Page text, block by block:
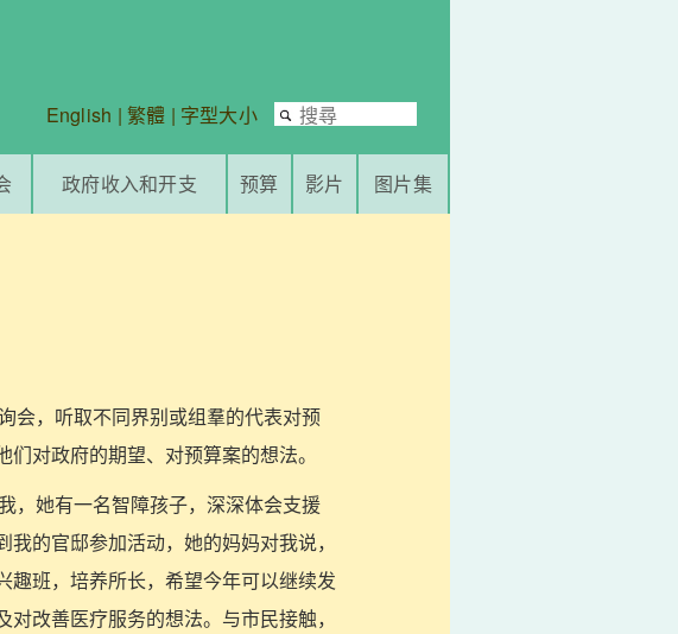
English | 繁體 | 字型大小
政府收入和开支 预算 影片 图片集
会，听取不同界别或组羣的代表对预
对政府的期望、对预算案的想法。
，她有一名智障孩子，深深体会支援
的官邸参加活动，她的妈妈对我说，
班，培养所长，希望今年可以继续发
改善医疗服务的想法。与市民接触，